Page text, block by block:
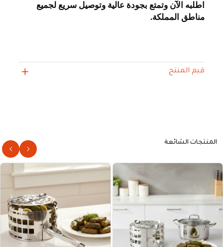
اطلبه الآن وتمتع بجودة عالية وتوصيل سريع لجميع
مناطق المملكة.
قيم المنتج
المنتجات الشائعة